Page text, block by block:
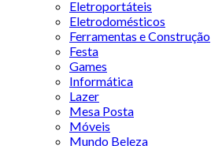
Eletroportáteis
Eletrodomésticos
Ferramentas e Construção
Festa
Games
Informática
Lazer
Mesa Posta
Móveis
Mundo Beleza